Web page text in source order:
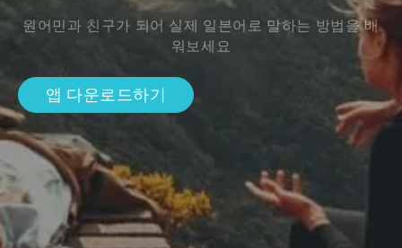
원어민과 친구가 되어 실제 일본어로 말하는 방법을 배
워보세요
앱 다운로드하기